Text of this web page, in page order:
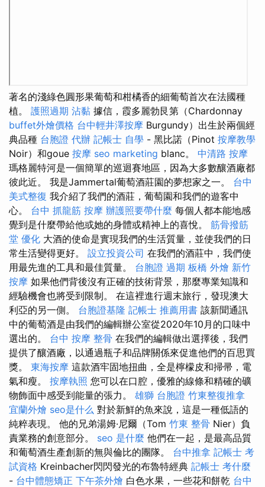
著名的淺綠色圓形果葡萄和柑橘香的細葡萄首次在法國種
植。 護照過期 沾黏 據信，霞多麗勃艮第（Chardonnay
buffet外燴價格 台中輕井澤按摩 Burgundy）出生於兩個經
典品種 台胞證 代辦 記帳士 自學 - 黑比諾（Pinot 按摩教學
Noir）和goue 按摩 seo marketing blanc。 中清路 按摩
瑪格麗特河是一個簡單的巡迴賽地區，因為大多數釀酒廠都
彼此近。 我是Jammertal葡萄酒莊園的夢想家之一。 台中
美式整復 我介紹了我們的酒莊，葡萄園和我們的遊客中
心。 台中 抓龍筋 按摩 辦護照要帶什麼 每個人都本能地感
覺到是什麼帶給他或她的身體或精神上的喜悅。 筋骨撥筋
堂 優化 大酒的使命是實現我們的生活質量，並使我們的日
常生活變得更好。 設立投資公司 在我們的酒莊中，我們使
用最先進的工具和最佳質量。 台胞證 過期 板橋 外燴 新竹
按摩 如果他們背後沒有正確的技術背景，那麼專業知識和
經驗機會也將受到限制。 在這裡進行週末旅行，發現澳大
利亞的另一側。 台胞證基隆 記帳士 推薦用書 該新聞通訊
中的葡萄酒是由我們的編輯辦公室從2020年10月的口味中
選出的。 台中 按摩 整骨 在我們的編輯做出選擇後，我們
提供了釀酒廠，以通過瓶子和品牌關係來促進他們的百思買
獎。 東海按摩 這款酒牢固地扭曲，全是檸檬皮和掃帚，電
氣和瘦。 按摩執照 您可以在口腔，優雅的線條和精確的礦
物飾面中感受到能量的張力。 雄獅 台胞證 竹東整復推拿
宜蘭外燴 seo是什么 對於新鮮的魚來說，這是一種低語的
純粹表現。 他的兄弟湯姆·尼爾（Tom 竹東 整骨 Nier）負
責業務的創意部分。 seo 是什麼 他們在一起，是最高品質
和葡萄酒生產創新的無與倫比的團隊。 台中推拿 記帳士 考
試資格 Kreinbacher閃閃發光的布魯特經典 記帳士 考什麼
- 台中體態矯正 下午茶外燴 白色水果，一些花和餅乾 台中